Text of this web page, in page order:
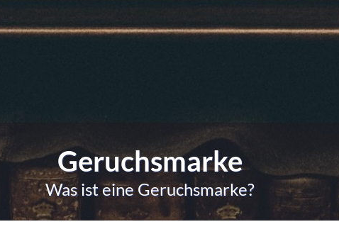
Geruchsmarke
Was ist eine Geruchsmarke?